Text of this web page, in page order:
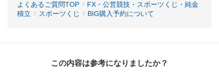
よくあるご質問TOP
FX・公営競技・スポーツくじ・純金
積立
スポーツくじ BIG購入予約について
この内容は参考になりましたか？